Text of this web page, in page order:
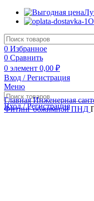
0 Избранное
0 Сравнить
0 элемент 0,00 ₽
Вход / Регистрация
Меню
Вход / Регистрация
ГлавнаяИнженерная
Фитинг обжимной ПНД